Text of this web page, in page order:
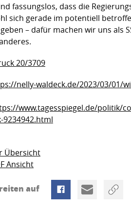
fassungslos, dass die
sich gerade im potentiell
– dafür machen wir uns als
20/3709
nelly-waldeck.de/2023/03/01/
www.tagesspiegel.de/politik/
9234942.html
Übersicht
Ansicht
auf